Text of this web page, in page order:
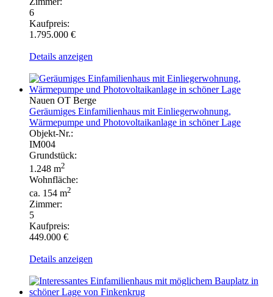
6
Kaufpreis:
1.795.000 €
Details anzeigen
Nauen OT Berge
Geräumiges Einfamilienhaus mit Einliegerwohnung,
Wärmepumpe und Photovoltaikanlage in schöner Lage
Objekt-Nr.:
IM004
Grundstück:
1.248 m2
Wohnfläche:
ca. 154 m2
Zimmer:
5
Kaufpreis:
449.000 €
Details anzeigen